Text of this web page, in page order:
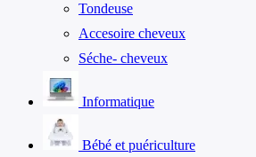
Tondeuse
Accesoire cheveux
Séche- cheveux
Informatique
Bébé et puériculture